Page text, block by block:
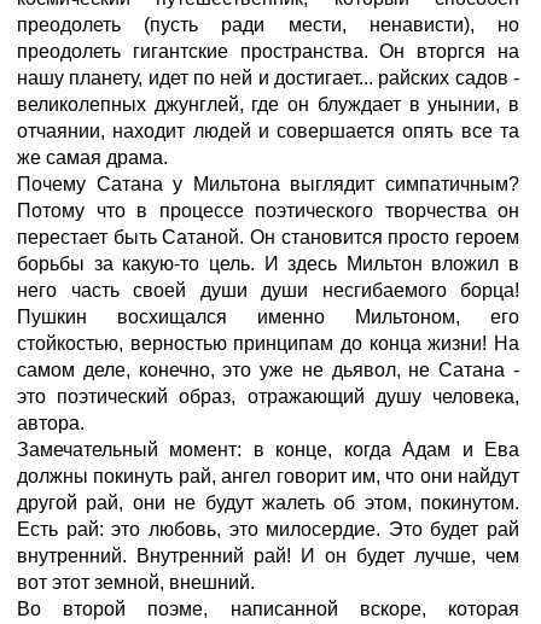
преодолеть (пусть ради мести, ненависти), но
преодолеть гигантские пространства. Он вторгся на
нашу планету, идет по ней и достигает... райских садов -
великолепных джунглей, где он блуждает в унынии, в
отчаянии, находит людей и совершается опять все та
же самая драма.
Почему Сатана у Мильтона выглядит симпатичным?
Потому что в процессе поэтического творчества он
перестает быть Сатаной. Он становится просто героем
борьбы за какую-то цель. И здесь Мильтон вложил в
него часть своей души души несгибаемого борца!
Пушкин восхищался именно Мильтоном, его
стойкостью, верностью принципам до конца жизни! На
самом деле, конечно, это уже не дьявол, не Сатана -
это поэтический образ, отражающий душу человека,
автора.
Замечательный момент: в конце, когда Адам и Ева
должны покинуть рай, ангел говорит им, что они найдут
другой рай, они не будут жалеть об этом, покинутом.
Есть рай: это любовь, это милосердие. Это будет рай
внутренний. Внутренний рай! И он будет лучше, чем
вот этот земной, внешний.
Во второй поэме, написанной вскоре, которая